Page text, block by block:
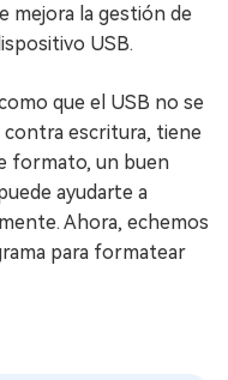
mejora la gestión de
USB.
que el USB no se
escritura, tiene
formato, un buen
ayudarte a
Ahora, echemos
para formatear